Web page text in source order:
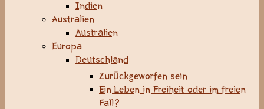
Indien
Australien
Australien
Europa
Deutschland
Zurückgeworfen sein
Ein Leben in Freiheit oder im freien
Fall?